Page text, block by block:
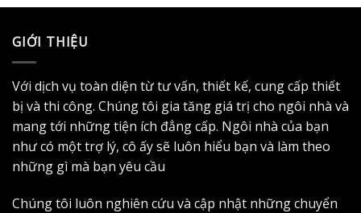
GIỚI THIỆU
Với dịch vụ toàn diện từ tư vấn, thiết kế, cung cấp thiết
bị và thi công. Chúng tôi gia tăng giá trị cho ngôi nhà và
mang tới những tiện ích đẳng cấp. Ngôi nhà của bạn
như có một trợ lý, cô ấy sẽ luôn hiểu bạn và làm theo
những gì mà bạn yêu cầu
Chúng tôi luôn nghiên cứu và cập nhật những chuyển